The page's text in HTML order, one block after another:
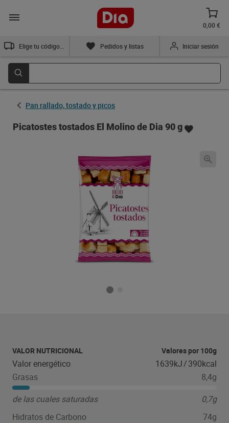
0,00 €
Pedidos y listas Iniciar sesión
Pan rallado, tostado y picos
Picatostes tostados El Molino de Dia 90 g
VALOR NUTRICIONAL Valores por 100g
Valor energético 1639kJ/390kcal
Grasas
8,4g
de las cuales saturadas
0,7g
Hidratos de Carbono
74g